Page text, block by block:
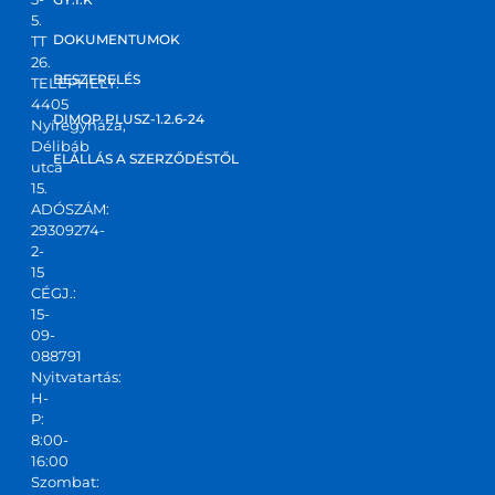
5.
TT
26.
TELEPHELY:
4405
Nyíregyháza,
Délibáb
utca
15.
ADÓSZÁM:
29309274-
2-
15
CÉGJ.:
15-
09-
088791
Nyitvatartás:
H-
P:
8:00-
16:00
Szombat:
DOKUMENTUMOK
BESZERELÉS
DIMOP PLUSZ-1.2.6-24
ELÁLLÁS A SZERZŐDÉSTŐL